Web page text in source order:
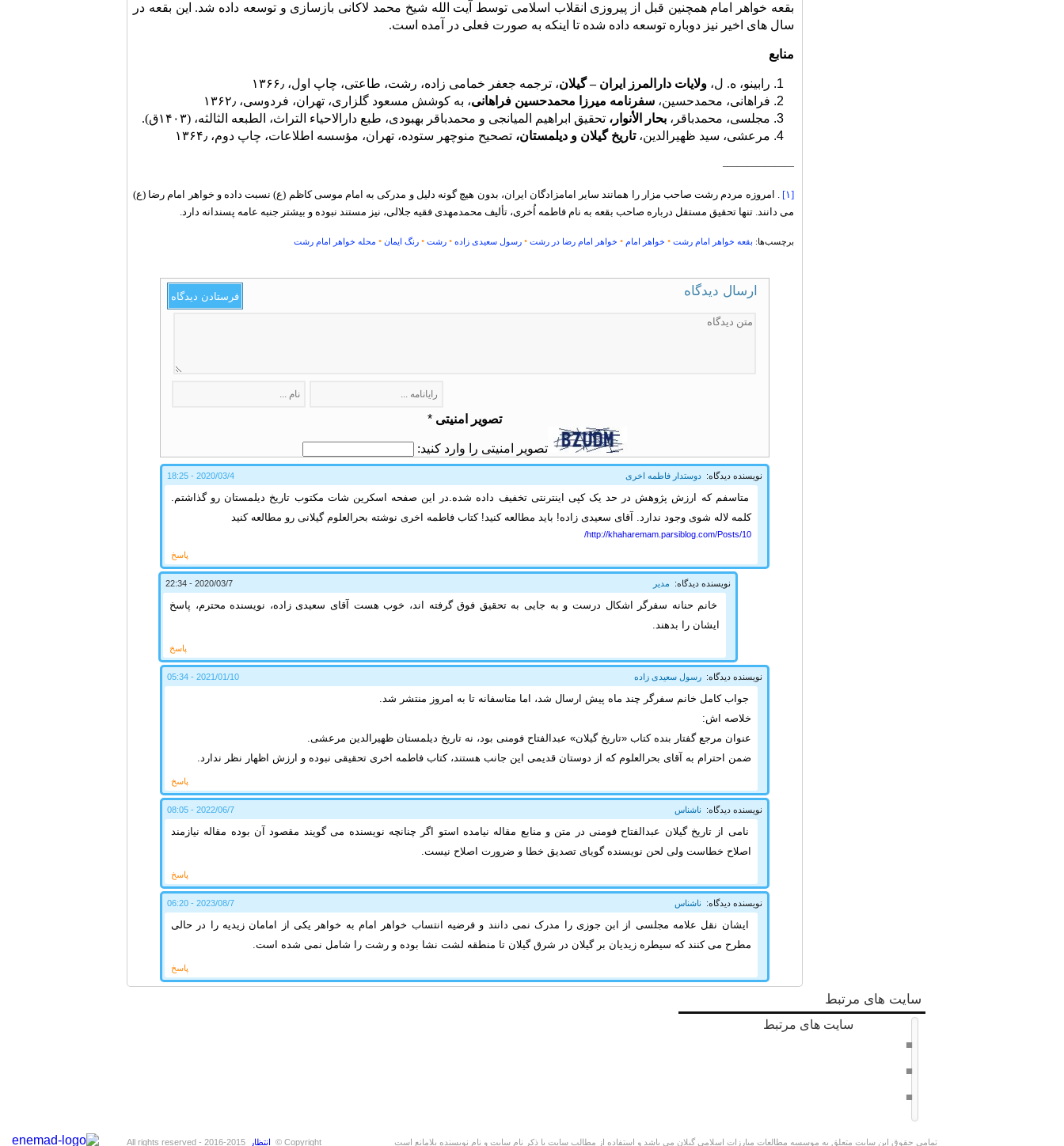
بقعه خواهر امام همچنین قبل از پیروزی انقلاب اسلامی توسط آیت الله شیخ محمد لاکانی بازسازی و توسعه داده شد. این بقعه در
سال های اخیر نیز دوباره توسعه داده شده تا اینکه به صورت فعلی در آمده است.
منابع
رابینو، ه. ل، ولایات دارالمرز ایران – گیلان، ترجمه جعفر خمامی زاده، رشت، طاعتی، چاپ اول، ۱۳۶۶٫
فراهانی، محمدحسین، سفرنامه میرزا محمدحسین فراهانی، به کوشش مسعود گلزاری، تهران، فردوسی، ۱۳۶۲٫
مجلسی، محمدباقر، بحار الأنوار، تحقیق ابراهیم المیانجی و محمدباقر بهبودی، طبع دارالاحیاء التراث، الطبعه الثالثه، (١۴٠٣ق).
مرعشی، سید ظهیرالدین،تاریخ گیلان و دیلمستان، تصحیح منوچهر ستوده، تهران، مؤسسه اطلاعات، چاپ دوم، ۱۳۶۴٫
———————–
[۱]
. امروزه مردم رشت صاحب مزار را همانند سایر امامزادگان ایران، بدون هیچ گونه دلیل و مدرکی به امام موسی کاظم (ع) نسبت داده و خواهر امام رضا (ع)
می دانند. تنها تحقیق مستقل درباره صاحب بقعه به نام فاطمه اُخری، تألیف محمدمهدی فقیه جلالی، نیز مستند نبوده و بیشتر جنبه عامه پسندانه دارد.
برچسب‌ها: بقعه خواهر امام رشت • خواهر امام • خواهر امام رضا در رشت • رسول سعیدی زاده • رشت • رنگ ایمان • محله خواهر امام رشت
فرستادن دیدگاه ارسال دیدگاه
تصویر امنیتی*
تصویر امنیتی را وارد کنید:
نویسنده دیدگاه:دوستدار فاطمه اخری 2020/03/4 - 18:25
متاسفم که ارزش پژوهش در حد یک کپی اینترنتی تخفیف داده شده.در این صفحه اسکرین شات مکتوب تاریخ دیلمستان رو گذاشتم.
کلمه لاله شوی وجود ندارد. آقای سعیدی زاده! باید مطالعه کنید! کتاب فاطمه اخری نوشته بحرالعلوم گیلانی رو مطالعه کنید
http://khaharemam.parsiblog.com/Posts/10/
پاسخ
نویسنده دیدگاه: مدیر 2020/03/7 - 22:34
خانم حنانه سفرگر اشکال درست و به جایی به تحقیق فوق گرفته اند، خوب هست آقای سعیدی زاده، نویسنده محترم، پاسخ
ایشان را بدهند.
پاسخ
نویسنده دیدگاه:رسول سعیدی زاده 2021/01/10 - 05:34
جواب کامل خانم سفرگر چند ماه پیش ارسال شد، اما متاسفانه تا به امروز منتشر شد.
خلاصه اش:
عنوان مرجع گفتار بنده کتاب «تاریخ گیلان» عبدالفتاح فومنی بود، نه تاریخ دیلمستان ظهیرالدین مرعشی.
ضمن احترام به آقای بحرالعلوم که از دوستان قدیمی این جانب هستند، کتاب فاطمه اخری تحقیقی نبوده و ارزش اظهار نظر ندارد.
پاسخ
نویسنده دیدگاه: ناشناس 2022/06/7 - 08:05
نامی از تاریخ گیلان عبدالفتاح فومنی در متن و منابع مقاله نیامده استو اگر چنانچه نویسنده می گویند مقصود آن بوده مقاله نیازمند
اصلاح خطاست ولی لحن نویسنده گویای تصدیق خطا و ضرورت اصلاح نیست.
پاسخ
نویسنده دیدگاه: ناشناس 2023/08/7 - 06:20
ایشان نقل علامه مجلسی از ابن جوزی را مدرک نمی دانند و فرضیه انتساب خواهر امام به خواهر یکی از امامان زیدیه را در حالی
مطرح می کنند که سیطره زیدیان بر گیلان در شرق گیلان تا منطقه لشت نشا بوده و رشت را شامل نمی شده است.
پاسخ
سایت های مرتبط
سایت های مرتبط
تمامی حقوق این سایت متعلق به موسسه مطالعات مبارزات اسلامی گیلان می باشد و استفاده از مطالب سایت با ذکر نام سایت و نام نویسنده بلامانع است Copyright © انتظار